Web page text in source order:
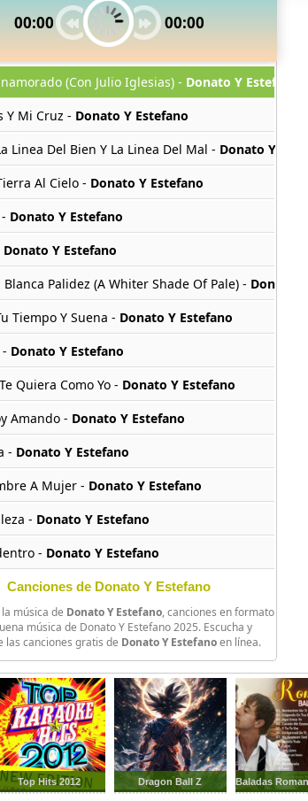
00:00 00:00
(Con Julio Iglesias) - Donato Y Estefano
Y Mi Cruz - Donato Y Estefano
Linea Del Bien Y La Linea Del Mal - Donato Y
Al Cielo - Donato Y Estefano
Donato Y Estefano
Donato Y Estefano
Blanca Palidez (A Whiter Shade Of Pale) - Donato Y
Tiempo Y Suena - Donato Y Estefano
Donato Y Estefano
Quiera Como Yo - Donato Y Estefano
Amando - Donato Y Estefano
- Donato Y Estefano
A Mujer - Donato Y Estefano
- Donato Y Estefano
- Donato Y Estefano
Canciones de Donato Y Estefano
música de Donato Y Estefano, canciones en formato
música de Donato Y Estefano 2025. Escucha y
las canciones gratis de Donato Y Estefanoen línea.
Top Hits 2012 Dragon Ball Z